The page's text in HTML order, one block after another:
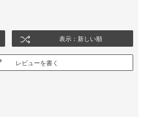
表示：新しい順
レビューを書く